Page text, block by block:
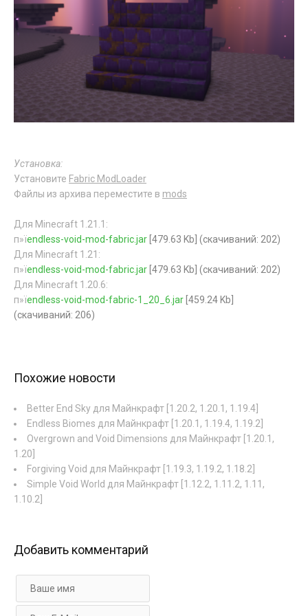
Установка:
Установите Fabric ModLoader
Файлы из архива переместите в mods
Для Minecraft 1.21.1:
п»їendless-void-mod-fabric.jar [479.63 Kb] (cкачиваний: 202)
Для Minecraft 1.21:
п»їendless-void-mod-fabric.jar [479.63 Kb] (cкачиваний: 202)
Для Minecraft 1.20.6:
п»їendless-void-mod-fabric-1_20_6.jar [459.24 Kb]
(cкачиваний: 206)
Похожие новости
Better End Sky для Майнкрафт [1.20.2, 1.20.1, 1.19.4]
Endless Biomes для Майнкрафт [1.20.1, 1.19.4, 1.19.2]
Overgrown and Void Dimensions для Майнкрафт [1.20.1,
1.20]
Forgiving Void для Майнкрафт [1.19.3, 1.19.2, 1.18.2]
Simple Void World для Майнкрафт [1.12.2, 1.11.2, 1.11,
1.10.2]
Добавить комментарий